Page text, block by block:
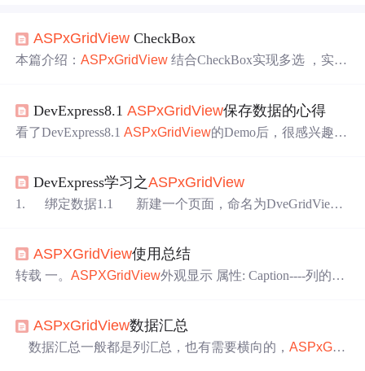
ASPxGridView CheckBox
本篇介绍：ASPxGridView 结合CheckBox实现多选 ，实质
很多地方和gridview是不同的，对于和我一样对ASPxGrid
View不熟悉的人来说，要花很多的时间去找和适的属
DevExpress8.1ASPxGridView保存数据的心得
看了DevExpress8.1ASPxGridView的Demo后，很感兴趣，
网上我搜索了一下，相关例程几乎找不到。我花了好多时
间，才对逐条保存记录有了一点研究心得，并共享给广大
DevExpress学习之ASPxGridView
1. 绑定数据1.1 新建一个页面，命名为DveGridView.a
套用格式，选择 Red Wine，建立数据连接，使用动态绑定
数据，在DveGridView.aspx.cs中添加一下代码：protecte
ASPXGridView使用总结
转载 一。ASPXGridView外观显示 属性: Caption----列的标
的ShowFilterRow=True设置快速查找功能 SettingsBehavior.
AllowFocusedRow=true 高亮选中的行,即选中行变色 Setting
ASPxGridView数据汇总
数据汇总一般都是列汇总，也有需要横向的，ASPxGrid